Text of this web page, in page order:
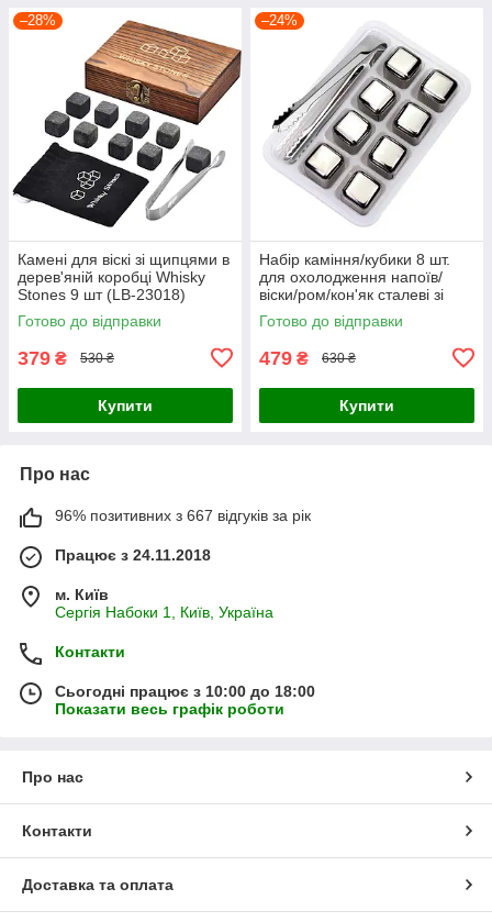
–28%
Камені для віскі зі щипцями в
дерев'яній коробці Whisky
Stones 9 шт (LB-23018)
Готово до відправки
379 ₴ 530 ₴
Купити
–24%
Набір каміння/кубики 8 шт.
для охолодження напоїв/
віски/ром/кон'як сталеві зі
щипцями в пластиковій
коробці
Готово до відправки
479 ₴ 630 ₴
Купити
Про нас
96% позитивних з 667 відгуків за рік
Працює з 24.11.2018
м. Київ
Сергія Набоки 1, Київ, Україна
Контакти
Сьогодні працює з 10:00 до 18:00
Показати весь графік роботи
Про нас
Контакти
Доставка та оплата